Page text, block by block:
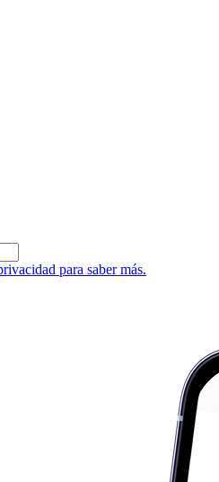
para saber más.